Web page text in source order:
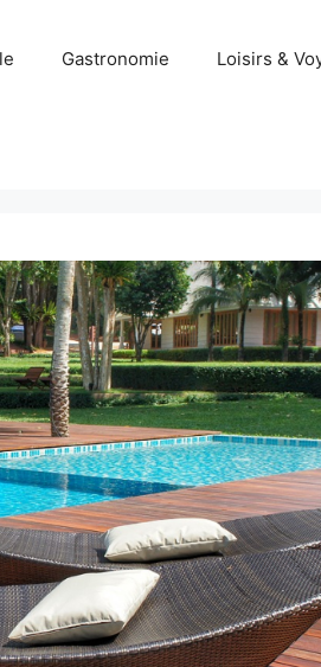
Gastronomie Loisirs &